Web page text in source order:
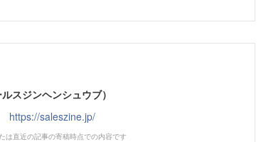
スジンヘンシュウブ）
https://saleszine.jp/
は直近の記事の寄稿時点での内容です